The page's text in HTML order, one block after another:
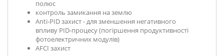
полюс
контроль замикання на землю
Anti-PID захист - для зменшення негативного
впливу PID-процесу (погіршення продуктивності
фотоелектричних модулів)
AFCI захист